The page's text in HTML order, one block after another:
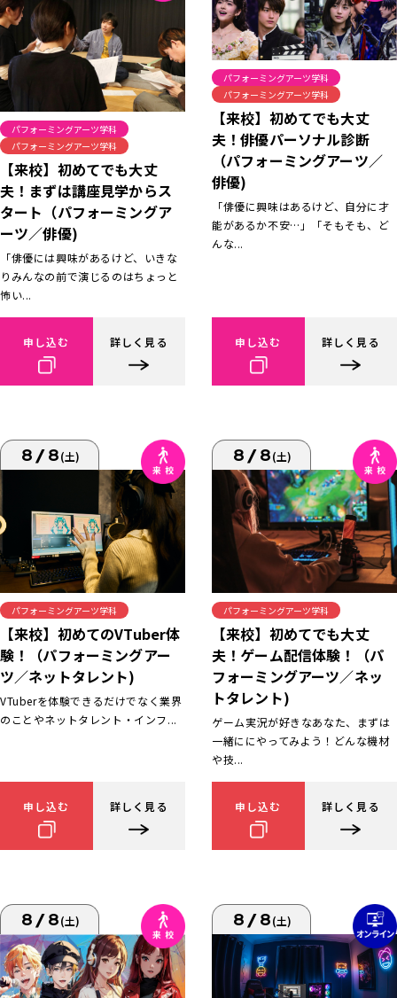
パフォーミングアーツ学科
パフォーミングアーツ学科
【来校】初めてでも大丈
夫！まずは講座見学からス
タート（パフォーミングア
ーツ／俳優)
「俳優には興味があるけど、いきな
りみんなの前で演じるのはちょっと
怖い...
申し込む 詳しく見る
パフォーミングアーツ学科
パフォーミングアーツ学科
【来校】初めてでも大丈
夫！俳優パーソナル診断
（パフォーミングアーツ／
俳優)
「俳優に興味はあるけど、自分に才
能があるか不安…」「そもそも、ど
んな...
申し込む 詳しく見る
8/8(土)
パフォーミングアーツ学科
【来校】初めてのVTuber体
験！（パフォーミングアー
ツ／ネットタレント)
VTuberを体験できるだけでなく業界
のことやネットタレント・インフ...
申し込む 詳しく見る
8/8(土)
パフォーミングアーツ学科
【来校】初めてでも大丈
夫！ゲーム配信体験！（パ
フォーミングアーツ／ネッ
トタレント)
ゲーム実況が好きなあなた、まずは
一緒ににやってみよう！どんな機材
や技...
申し込む 詳しく見る
8/8(土) 8/8(土)